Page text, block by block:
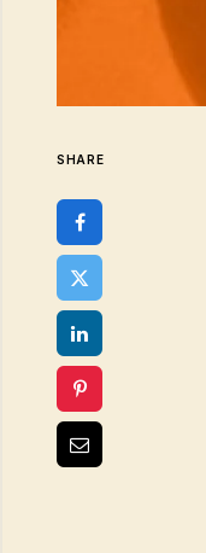
SHARE